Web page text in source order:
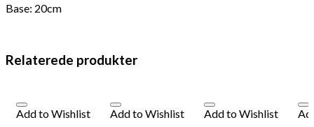
Base: 20cm
Relaterede produkter
Add to Wishlist
Add to Wishlist
Add to Wishlist